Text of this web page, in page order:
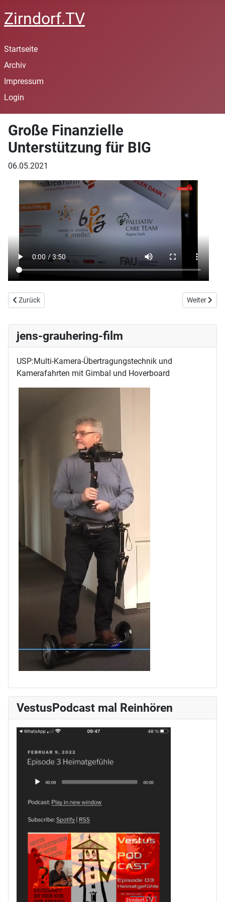
Zirndorf.TV
Startseite
Archiv
Impressum
Login
Große Finanzielle
Unterstützung für BIG
06.05.2021
Vorheriger Beitrag: DATEV und die PCR-Pooltests für Schulen und
Zurück Nächster
Weiter
jens-grauhering-film
USP:Multi-Kamera-Übertragungstechnik und
Kamerafahrten mit Gimbal und Hoverboard
VestusPodcast mal Reinhören